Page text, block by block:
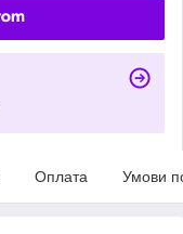
Оплата Умови